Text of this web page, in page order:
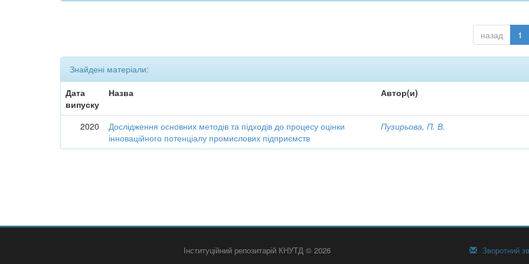
назад 1
Знайдені матеріали:
Дата
випуску
Назва Автор(и)
2020
Дослідження основних методів та підходів до процесу оцінки
інноваційного потенціалу промислових підприємств
Пузирьова, П. В.
Інституційний репозитарій КНУТД © 2026 Зворотний